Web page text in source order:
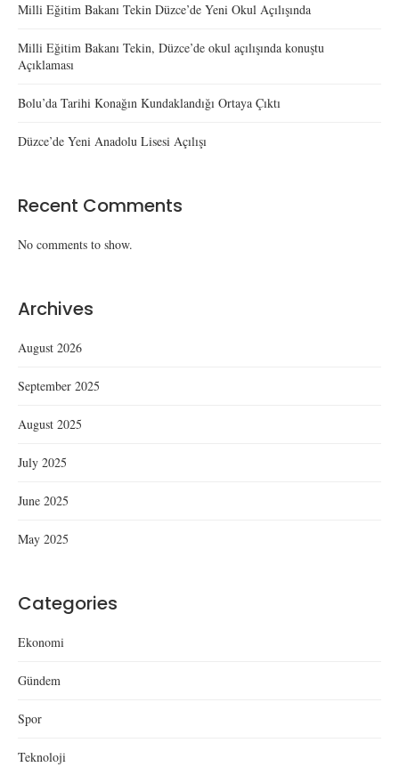
Milli Eğitim Bakanı Tekin Düzce’de Yeni Okul Açılışında
Milli Eğitim Bakanı Tekin, Düzce’de okul açılışında konuştu
Açıklaması
Bolu’da Tarihi Konağın Kundaklandığı Ortaya Çıktı
Düzce’de Yeni Anadolu Lisesi Açılışı
Recent Comments
No comments to show.
Archives
August 2026
September 2025
August 2025
July 2025
June 2025
May 2025
Categories
Ekonomi
Gündem
Spor
Teknoloji